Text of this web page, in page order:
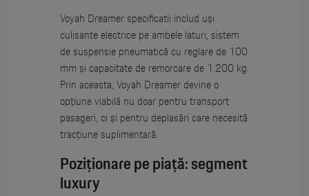
Voyah Dreamer specificatii includ uși
culisante electrice pe ambele laturi, sistem
de suspensie pneumatică cu reglare de 100
mm și capacitate de remorcare de 1.200 kg.
Prin aceasta, Voyah Dreamer devine o
opțiune viabilă nu doar pentru transport
pasageri, ci și pentru deplasări care necesită
tracțiune suplimentară.
Poziționare pe piață: segment
luxury